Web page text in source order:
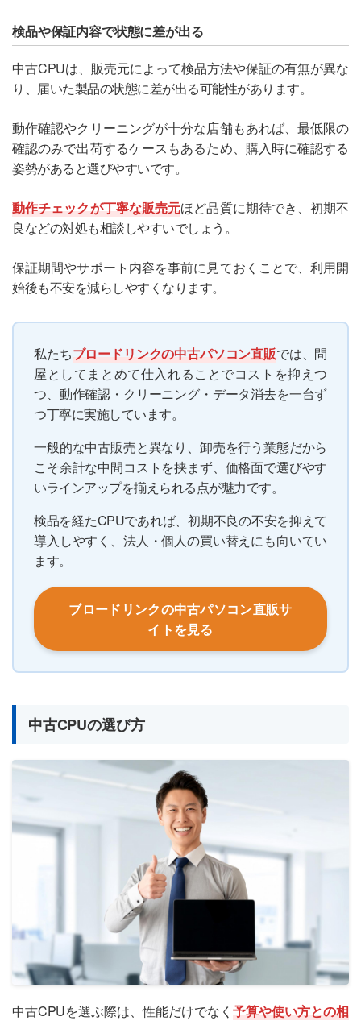
検品や保証内容で状態に差が出る
中古CPUは、販売元によって検品方法や保証の有無が異な
り、届いた製品の状態に差が出る可能性があります。
動作確認やクリーニングが十分な店舗もあれば、最低限の
確認のみで出荷するケースもあるため、購入時に確認する
姿勢があると選びやすいです。
動作チェックが丁寧な販売元ほど品質に期待でき、初期不
良などの対処も相談しやすいでしょう。
保証期間やサポート内容を事前に見ておくことで、利用開
始後も不安を減らしやすくなります。
私たちブロードリンクの中古パソコン直販では、問
屋としてまとめて仕入れることでコストを抑えつ
つ、動作確認・クリーニング・データ消去を一台ず
つ丁寧に実施しています。
一般的な中古販売と異なり、卸売を行う業態だから
こそ余計な中間コストを挟まず、価格面で選びやす
いラインアップを揃えられる点が魅力です。
検品を経たCPUであれば、初期不良の不安を抑えて
導入しやすく、法人・個人の買い替えにも向いてい
ます。
ブロードリンクの中古パソコン直販サ
イトを見る
中古CPUの選び方
中古CPUを選ぶ際は、性能だけでなく予算や使い方との相